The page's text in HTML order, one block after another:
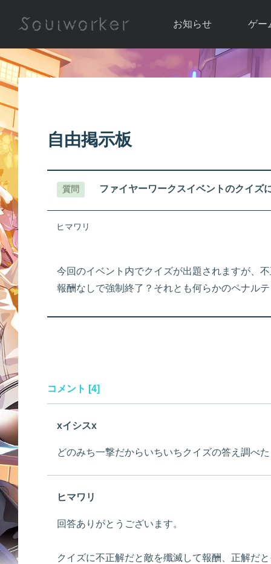
お知らせ
お知らせ一覧
ゲー
ソウ
アップ
自由掲示板
質問 ファイヤーワークスイベントのクイズ
ヒマワリ
今回のイベント内でクイズが出題されますが、
報酬なしで強制終了？それとも何らかのペナル
コメント [4]
xイシスx
どのみち一撃だからいちいちクイズの答え調べ
ヒマワリ
回答ありがとうございます。
クイズに不正解だと敵を殲滅して報酬、正解だ